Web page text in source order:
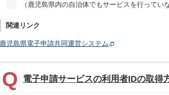
（鹿児島県内の自治体でもサービスを行ってい
関連リンク
鹿児島県電子申請共同運営システム
電子申請サービスの利用者IDの取得